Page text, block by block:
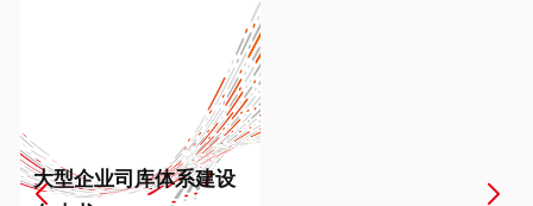
Europe
大型企业司库体系建设